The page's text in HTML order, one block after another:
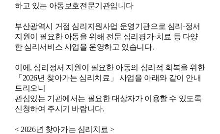
하고 있는 아동보호전문기관입니다
부산광역시 거점 심리지원사업 운영기관으로 심리·정서
지원이 필요한 아동을 위해 전문 심리평가·치료 등 다양
한 심리서비스 사업을 운영하고 있습니다.
이에, 심리정서 지원이 필요한 아동의 심리적 회복을 위한
「2026년 찾아가는 심리치료」
사업을 아래와 같이 안내
드리오니
관심있는 기관에서는 필요한 대상자가 이용할 수 있도록
신청하여 주시기 바랍니다.
< 2026년 찾아가는 심리치료 >